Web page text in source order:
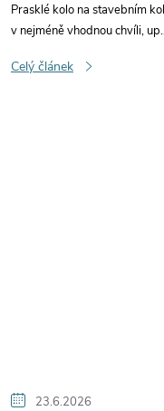
Prasklé kolo na stavebním
v nejméně vhodnou chvíli,
Celý článek
23.6.2026